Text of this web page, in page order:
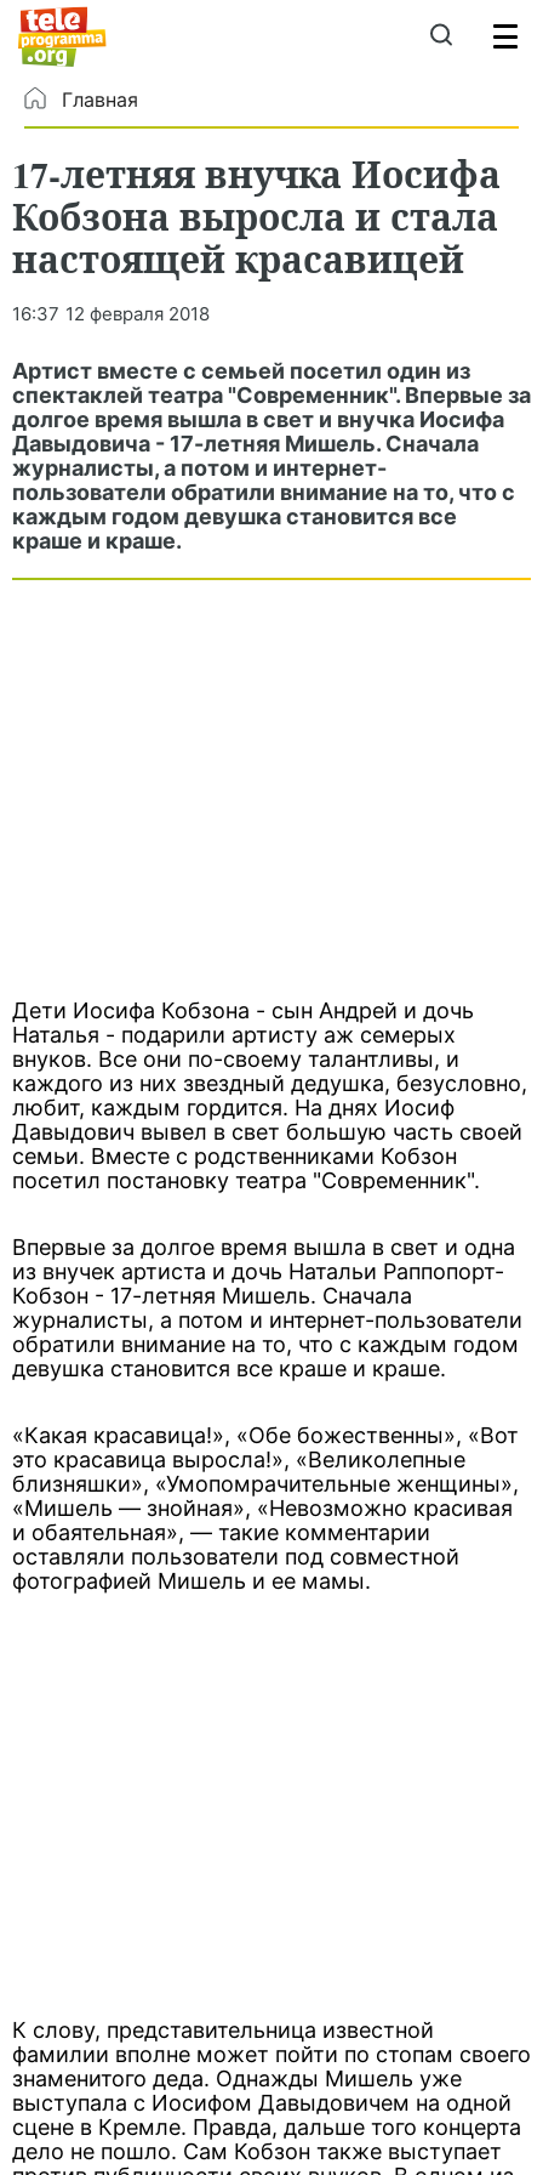
Главная
17-летняя внучка Иосифа
Кобзона выросла и стала
настоящей красавицей
16:37 12 февраля 2018
Артист вместе с семьей посетил один из
спектаклей театра "Современник". Впервые за
долгое время вышла в свет и внучка Иосифа
Давыдовича - 17-летняя Мишель. Сначала
журналисты, а потом и интернет-
пользователи обратили внимание на то, что с
каждым годом девушка становится все
краше и краше.
Дети Иосифа Кобзона - сын Андрей и дочь
Наталья - подарили артисту аж семерых
внуков. Все они по-своему талантливы, и
каждого из них звездный дедушка, безусловно,
любит, каждым гордится. На днях Иосиф
Давыдович вывел в свет большую часть своей
семьи. Вместе с родственниками Кобзон
посетил постановку театра "Современник".
Впервые за долгое время вышла в свет и одна
из внучек артиста и дочь Натальи Раппопорт-
Кобзон - 17-летняя Мишель. Сначала
журналисты, а потом и интернет-пользователи
обратили внимание на то, что с каждым годом
девушка становится все краше и краше.
«Какая красавица!», «Обе божественны», «Вот
это красавица выросла!», «Великолепные
близняшки», «Умопомрачительные женщины»,
«Мишель — знойная», «Невозможно красивая
и обаятельная», — такие комментарии
оставляли пользователи под совместной
фотографией Мишель и ее мамы.
К слову, представительница известной
фамилии вполне может пойти по стопам своего
знаменитого деда. Однажды Мишель уже
выступала с Иосифом Давыдовичем на одной
сцене в Кремле. Правда, дальше того концерта
дело не пошло. Сам Кобзон также выступает